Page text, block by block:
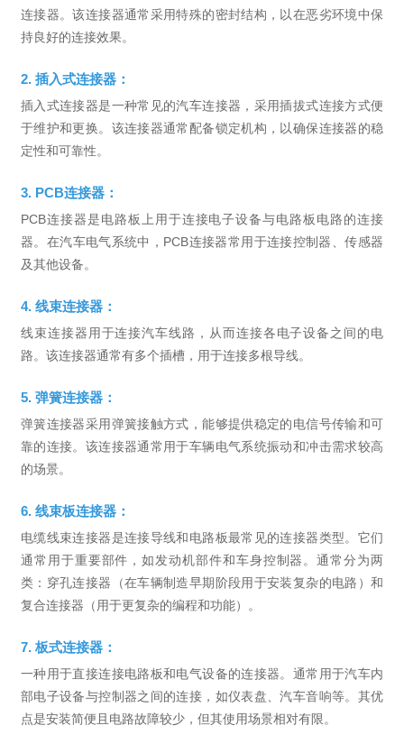
连接器。该连接器通常采用特殊的密封结构，以在恶劣环境中保
持良好的连接效果。
2. 插入式连接器：
插入式连接器是一种常见的汽车连接器，采用插拔式连接方式便
于维护和更换。该连接器通常配备锁定机构，以确保连接器的稳
定性和可靠性。
3. PCB连接器：
PCB连接器是电路板上用于连接电子设备与电路板电路的连接
器。在汽车电气系统中，PCB连接器常用于连接控制器、传感器
及其他设备。
4. 线束连接器：
线束连接器用于连接汽车线路，从而连接各电子设备之间的电
路。该连接器通常有多个插槽，用于连接多根导线。
5. 弹簧连接器：
弹簧连接器采用弹簧接触方式，能够提供稳定的电信号传输和可
靠的连接。该连接器通常用于车辆电气系统振动和冲击需求较高
的场景。
6. 线束板连接器：
电缆线束连接器是连接导线和电路板最常见的连接器类型。它们
通常用于重要部件，如发动机部件和车身控制器。通常分为两
类：穿孔连接器（在车辆制造早期阶段用于安装复杂的电路）和
复合连接器（用于更复杂的编程和功能）。
7. 板式连接器：
一种用于直接连接电路板和电气设备的连接器。通常用于汽车内
部电子设备与控制器之间的连接，如仪表盘、汽车音响等。其优
点是安装简便且电路故障较少，但其使用场景相对有限。